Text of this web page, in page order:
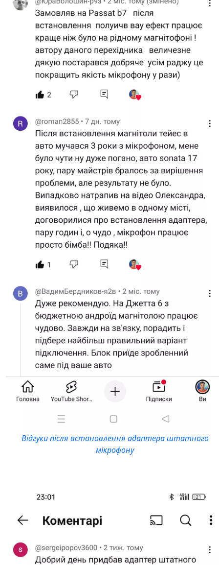
Відгуки після встановлення адаптера штатного
мікрофону